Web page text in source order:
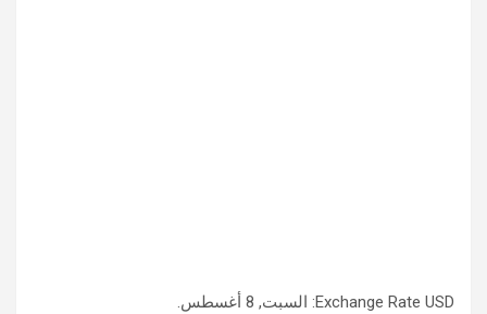
Exchange Rate USD : السبت, 8 أغسطس.